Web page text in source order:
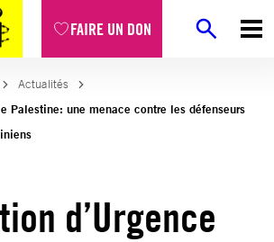
FAIRE UN DON
Actualités
Palestine: une menace contre les défenseurs
d’Urgence